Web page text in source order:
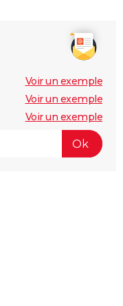
Voir un exemple
Voir un exemple
Voir un exemple